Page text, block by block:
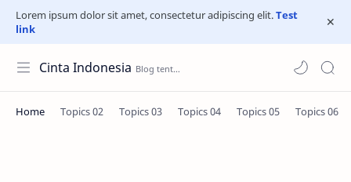
Lorem ipsum dolor sit amet, consectetur adipiscing elit.Test
link
Cinta Indonesia